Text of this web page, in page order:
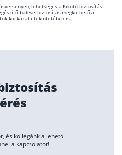
lehetséges a Kikötő biztosítást
balesetbiztosítás megköthető a
kockázata tekintetében is.
és kollégánk a lehető
a kapcsolatot!